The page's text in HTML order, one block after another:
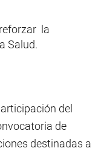
la
Salud.
del
de
destinadas a